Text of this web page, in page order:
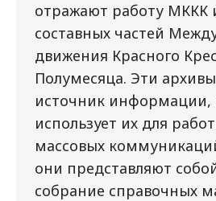
отражают работу МККК
составных частей
движения Красного
Полумесяца. Эти
источник
использует их для
массовых
они представляют
собрание справочных